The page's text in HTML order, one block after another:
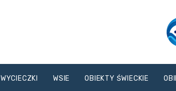
WYCIECZKI WSIE OBIEKTY ŚWIECKIE